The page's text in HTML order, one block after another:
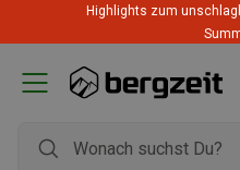
Highlights zum